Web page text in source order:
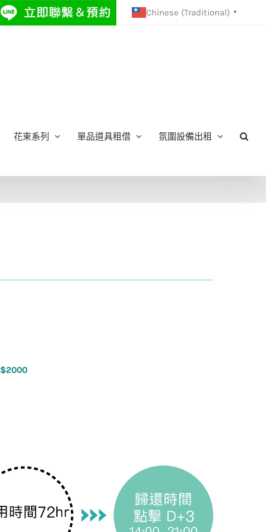
Chinese (Traditional) ▼
花束系列 單品道具租借 氛圍設備出租